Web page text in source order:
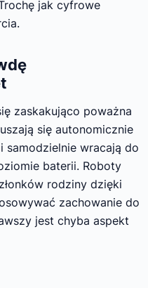
jak cyfrowe
zaskakująco poważna
się autonomicznie
samodzielnie wracają do
baterii. Roboty
rodziny dzięki
zachowanie do
jest chyba aspekt